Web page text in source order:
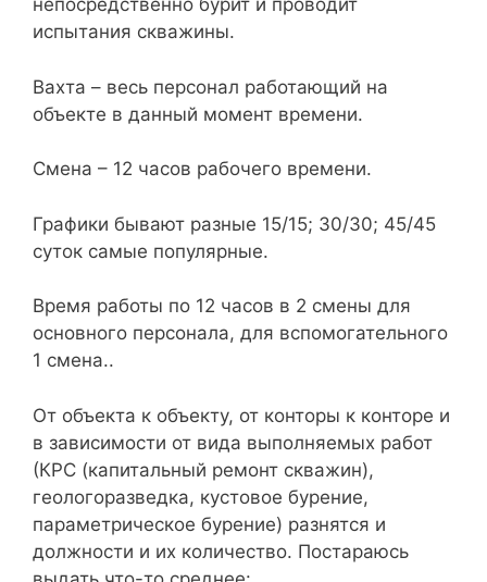
непосредственно бурит и проводит
испытания скважины.
Вахта – весь персонал работающий на
объекте в данный момент времени.
Смена – 12 часов рабочего времени.
Графики бывают разные 15/15; 30/30; 45/45
суток самые популярные.
Время работы по 12 часов в 2 смены для
основного персонала, для вспомогательного
1 смена..
От объекта к объекту, от конторы к конторе и
в зависимости от вида выполняемых работ
(КРС (капитальный ремонт скважин),
геологоразведка, кустовое бурение,
параметрическое бурение) разнятся и
должности и их количество. Постараюсь